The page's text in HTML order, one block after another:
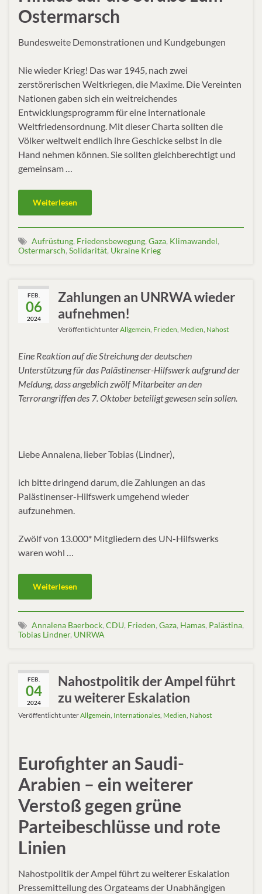
Ostermarsch
Bundesweite Demonstrationen und Kundgebungen
Nie wieder Krieg! Das war 1945, nach zwei
zerstörerischen Weltkriegen, die Maxime. Die Vereinten
Nationen gaben sich ein weitreichendes
Entwicklungsprogramm für eine internationale
Weltfriedensordnung. Mit dieser Charta sollten die
Völker weltweit endlich ihre Geschicke selbst in die
Hand nehmen können. Sie sollten gleichberechtigt und
gemeinsam …
Weiterlesen
Aufrüstung, Friedensbewegung, Gaza, Klimawandel,
Ostermarsch, Solidarität, Ukraine Krieg
FEB.
06
2024
Zahlungen an UNRWA wieder
aufnehmen!
Veröffentlicht unterAllgemein Frieden Medien Nahost
Eine Reaktion auf die Streichung der deutschen
Unterstützung für das Palästinenser-Hilfswerk aufgrund der
Meldung, dass angeblich zwölf Mitarbeiter an den
Terrorangriffen des 7. Oktober beteiligt gewesen sein sollen.
Liebe Annalena, lieber Tobias (Lindner),
ich bitte dringend darum, die Zahlungen an das
Palästinenser-Hilfswerk umgehend wieder
aufzunehmen.
Zwölf von 13.000* Mitgliedern des UN-Hilfswerks
waren wohl …
Weiterlesen
Annalena Baerbock, CDU, Frieden, Gaza, Hamas, Palästina,
Tobias Lindner, UNRWA
FEB.
04
2024
Nahostpolitik der Ampel führt
zu weiterer Eskalation
Veröffentlicht unterAllgemein Internationales Medien Nahost
Eurofighter an Saudi-
Arabien – ein weiterer
Verstoß gegen grüne
Parteibeschlüsse und rote
Linien
Nahostpolitik der Ampel führt zu weiterer Eskalation
Pressemitteilung des Orgateams der Unabhängigen